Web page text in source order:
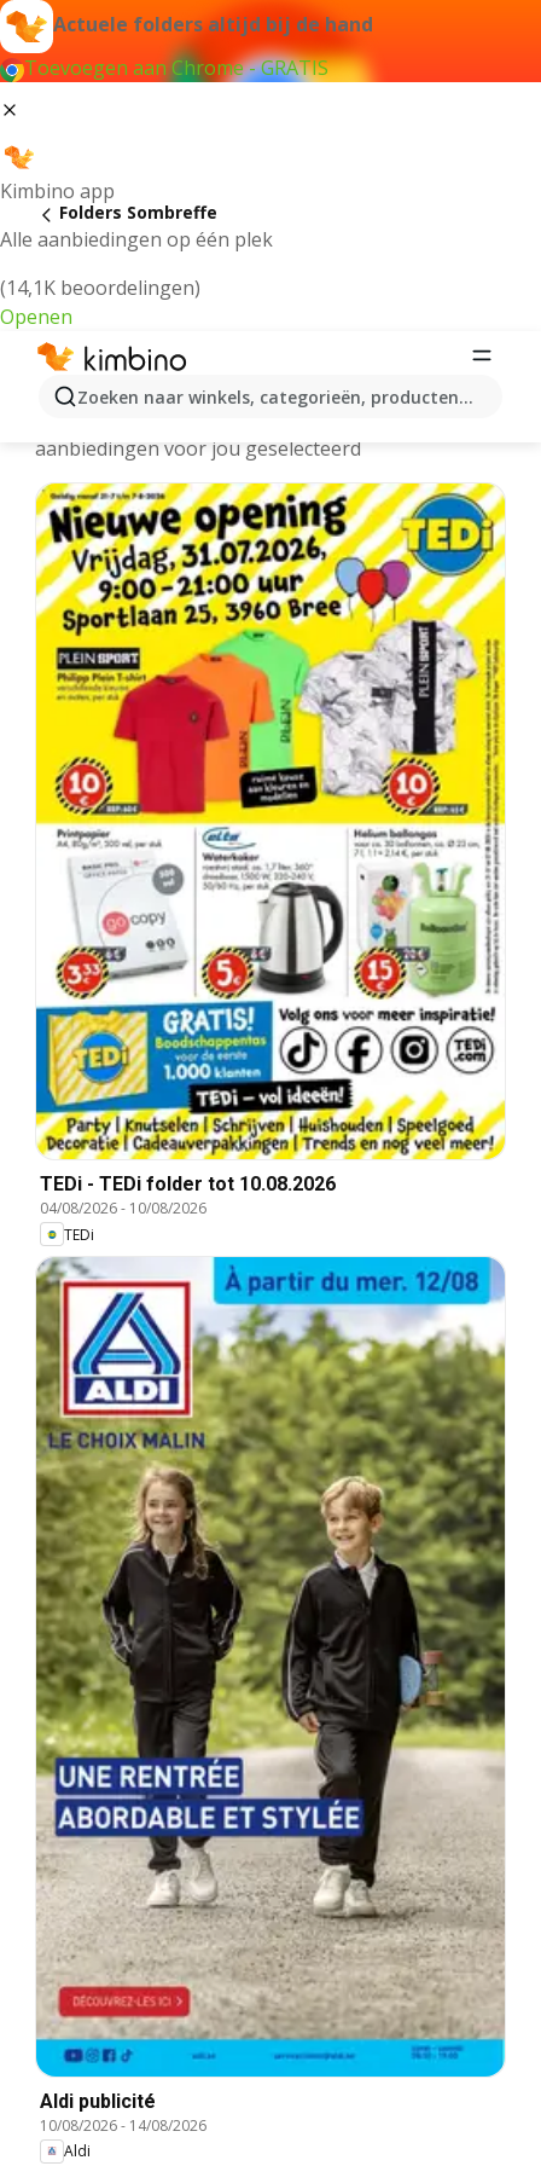
Actuele folders altijd bij de hand
Toevoegen aan Chrome - GRATIS
Kimbino app
Alle aanbiedingen op één plek
(14,1K beoordelingen)
Openen
Zoeken naar winkels, categorieën, producten...
Folders Sombreffe
Sombreffe folders online
aanbiedingen voor jou geselecteerd
TEDi - TEDi folder tot 10.08.2026
04/08/2026- 10/08/2026
TEDi
Aldi publicité
10/08/2026- 14/08/2026
Aldi